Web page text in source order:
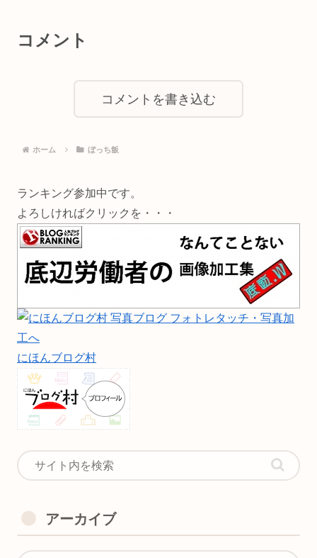
コメント
コメントを書き込む
ホーム ぼっち飯
ランキング参加中です。
よろしければクリックを・・・
にほんブログ村
アーカイブ